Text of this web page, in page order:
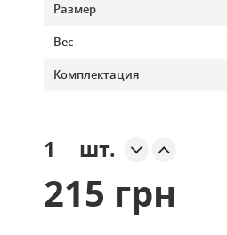
Размер
Вес
Комплектация
шт.
215 грн